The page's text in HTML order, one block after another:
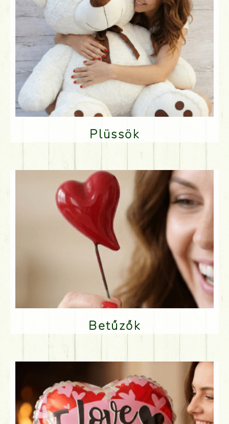
Plüssök
Betűzők